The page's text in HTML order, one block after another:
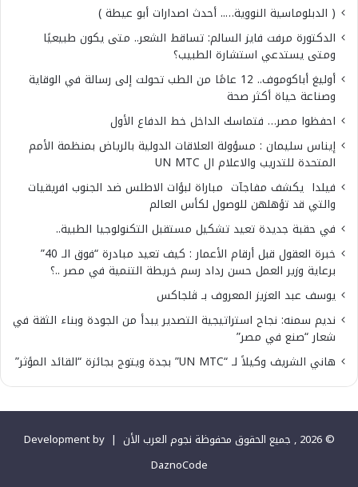
( الدبلوماسية النووية….. أحدث اصدارات أبو عيطة )
الدكتورة مرفت فايز السالم: تساقط الشعر.. متى يكون طبيعيًا
ومتى يستدعي استشارة الطبيب؟
أوليغ أباكوموف.. 12 عامًا من الطب تحولت إلى رسالة في الوقاية
وصناعة حياة أكثر صحة
احفظوا مصر… فتماسك الداخل خط الدفاع الأول
إيناس سليمان : مسؤولة العلاقات الدولية بالرياض بمنظمة الأمم
المتحدة للتدريب والاعلام ال UN MTC
فيلدا يكشف مفاجآت مباراة لبؤات الاطلس ضد الجنوب افريقيات
والتي قد تؤهلهن للوصول لكأس العالم
في حقبة جديدة تعيد تشكيل مستقبل التكنولوجيا الطبية..
خبرة العقول قبل أرقام الأعمار : كيف تعيد مبادرة “فوق الـ 40”
برعاية وزير العمل حسن رداد رسم خريطة التنمية في مصر ..؟
يوسف عبد العزيز المعروف بـ ڤلجاكس
نديم سمنه: نجاح استراتيجية التصدير يبدأ من الجودة وبناء الثقة في
شعار “صنع في مصر”
هاني الشريف وكيلاً لـ “UN MTC” بجدة ويتوج بجائزة “القائد المؤثر”
© 2026 , جميع الحقوق محفوظة نجوم العرب الأن |
Development by
DaznoCode